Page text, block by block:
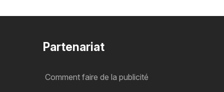
Partenariat
Comment faire de la publicité